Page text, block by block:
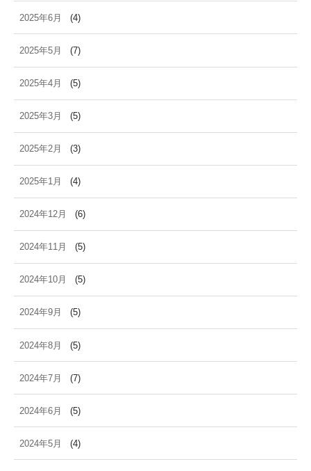
2025年6月 (4)
2025年5月 (7)
2025年4月 (5)
2025年3月 (5)
2025年2月 (3)
2025年1月 (4)
2024年12月 (6)
2024年11月 (5)
2024年10月 (5)
2024年9月 (5)
2024年8月 (5)
2024年7月 (7)
2024年6月 (5)
2024年5月 (4)